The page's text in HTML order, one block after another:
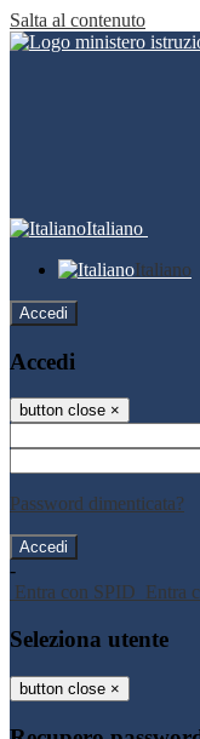
Salta al contenuto
Italiano
Italiano
Accedi
Accedi
button close ×
Password dimenticata?
-
Entra con SPID Entra
Seleziona utente
button close ×